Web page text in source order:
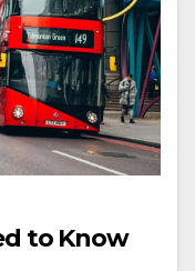
to Know